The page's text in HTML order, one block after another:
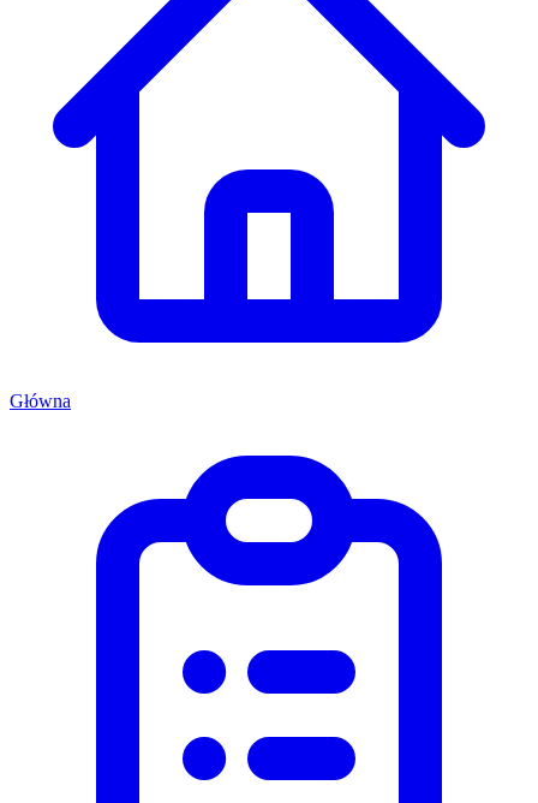
Główna